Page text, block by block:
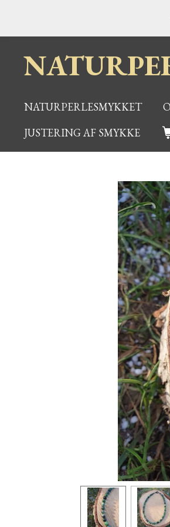
til
hovedindhold
NATURPERLESMYKKET
JUSTERING AF SMYKKE